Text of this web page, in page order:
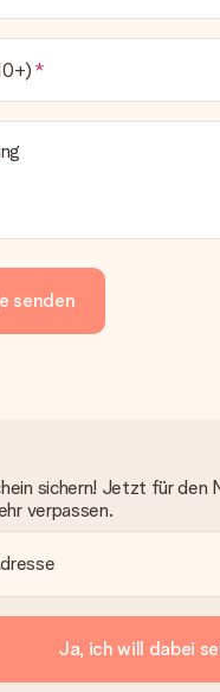
senden
sichern! Jetzt für den
verpassen.
Ja, ich will dabei